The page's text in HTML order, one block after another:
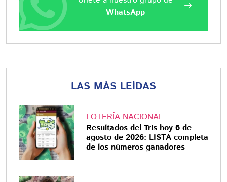
WhatsApp
LAS MÁS LEÍDAS
LOTERÍA NACIONAL
Resultados del Tris hoy 6 de
agosto de 2026: LISTA completa
de los números ganadores